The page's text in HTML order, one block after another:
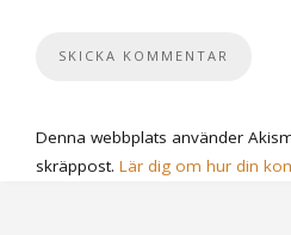
Denna webbplats använder
skräppost. Lär dig om hur din